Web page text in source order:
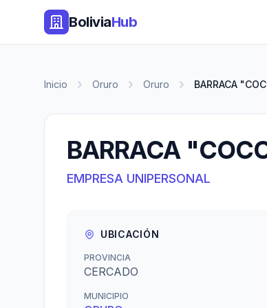
BoliviaHub
Inicio Oruro Oruro BARRACA
BARRACA
EMPRESA UNIPERSONAL
UBICACIÓN
PROVINCIA
CERCADO
MUNICIPIO